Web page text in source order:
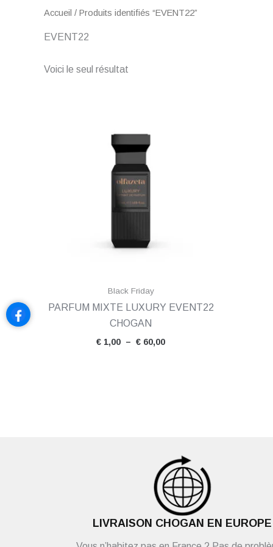
Accueil / Produits identifiés “EVENT22”
EVENT22
Voici le seul résultat
Black Friday
PARFUM MIXTE LUXURY EVENT22
CHOGAN
€ 1,00 – € 60,00
LIVRAISON CHOGAN EN EUROPE